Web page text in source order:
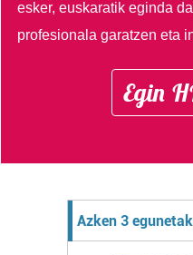
esker, euskaratik eginda
profesionala garatzen eta
Egin
Azken 3